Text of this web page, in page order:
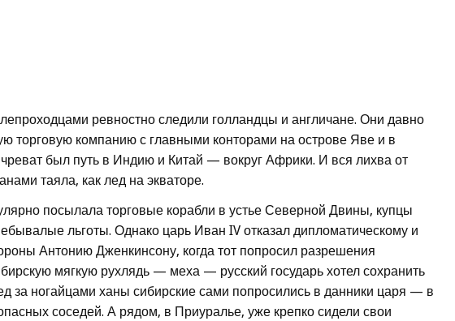
ревностно следили голландцы и англичане. Они давно
торговую компанию с главными конторами на острове Яве и в
был путь в Индию и Китай — вокруг Африки. И вся лихва от
таяла, как лед на экваторе.
посылала торговые корабли в устье Северной Двины, купцы
льготы. Однако царь Иван IV отказал дипломатическому и
Антонию Дженкинсону, когда тот попросил разрешения
мягкую рухлядь — меха — русский государь хотел сохранить
за ногайцами ханы сибирские сами попросились в данники царя — в
соседей. А рядом, в Приуралье, уже крепко сидели свои